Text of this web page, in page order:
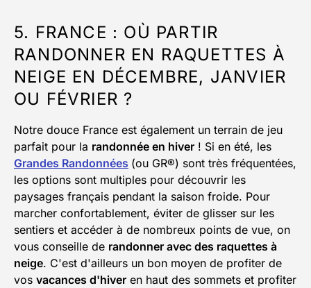
5. FRANCE : OÙ PARTIR
RANDONNER EN RAQUETTES À
NEIGE EN DÉCEMBRE, JANVIER
OU FÉVRIER ?
Notre douce France est également un terrain de jeu
parfait pour la randonnée en hiver ! Si en été, les
Grandes Randonnées (ou GR®) sont très fréquentées,
les options sont multiples pour découvrir les
paysages français pendant la saison froide. Pour
marcher confortablement, éviter de glisser sur les
sentiers et accéder à de nombreux points de vue, on
vous conseille de randonner avec des raquettes à
neige. C'est d'ailleurs un bon moyen de profiter de
vos vacances d'hiver en haut des sommets et profiter